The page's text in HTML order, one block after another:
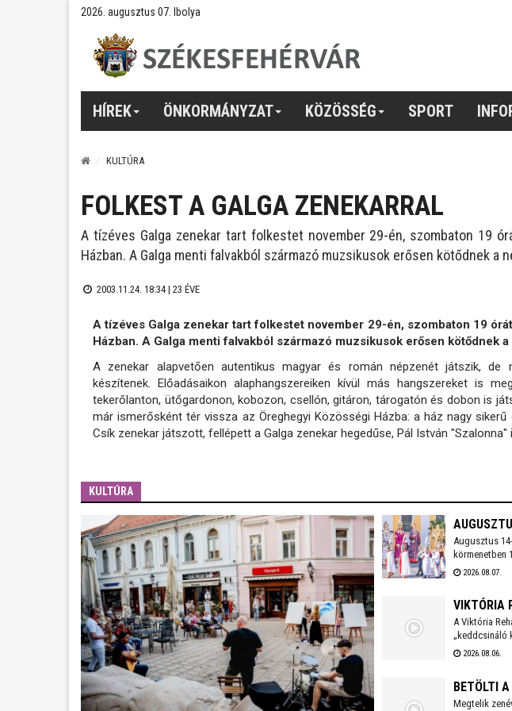
2026. augusztus 07. Ibolya
HÍREK ÖNKORMÁNYZAT KÖZÖSSÉG SPORT
KULTÚRA
FOLKEST A GALGA ZENEKARRAL
A tízéves Galga zenekar tart folkestet november 29-én, szombaton 19
Házban. A Galga menti falvakból származó muzsikusok erősen kötődnek a
2003.11.24. 18:34 | 23 ÉVE
A tízéves Galga zenekar tart folkestet november 29-én, szombaton 19
Házban. A Galga menti falvakból származó muzsikusok erősen kötődnek
A zenekar alapvetően autentikus magyar és román népzenét játszik, de
készítenek. Előadásaikon alaphangszereiken kívül más hangszereket is
tekerőlanton, ütőgardonon, kobozon, csellón, gitáron, tárogatón és dobon is
már ismerősként tér vissza az Öreghegyi Közösségi Házba: a ház nagy
Csík zenekar játszott, fellépett a Galga zenekar hegedűse, Pál István "Szalonna"
KULTÚRA
Augusztus
körmenetben
(Szent István,
Spányi Antal
2026.08.07.
VIKTÓRIA
A Viktória
„keddcsináló
sorozaton
2026.08.06.
BETÖLTI
Megtelik